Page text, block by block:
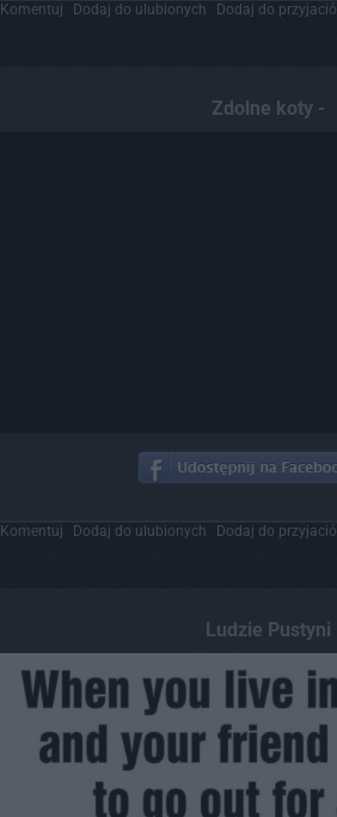
Komentuj Dodaj do ulubionych Dodaj do przyjaciół
Zdolne koty -
Komentuj Dodaj do ulubionych Dodaj do przyjaciół
Ludzie Pustyni